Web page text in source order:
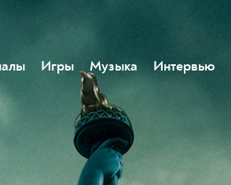
Игры Музыка Интервью